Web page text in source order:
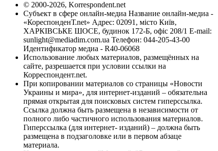
© 2000-2026, Korrespondent.net
Субъект в сфере онлайн-медиа Название онлайн-медиа -
«КореспонденТ.net» Адрес: 02091, місто Київ,
ХАРКІВСЬКЕ ШОСЕ, будинок 172-Б, офіс 208/1 E-mail:
sunlight@mediadim.com.ua Телефон: 044-205-43-00
Идентификатор медиа - R40-06068
Использование любых материалов, размещённых на
сайте, разрешается при условии ссылки на
Корреспондент.net.
При копировании материалов со страницы «Новости
Украины и мира», для интернет-изданий – обязательна
прямая открытая для поисковых систем гиперссылка.
Ссылка должна быть размещена в независимости от
полного либо частичного использования материалов.
Гиперссылка (для интернет- изданий) – должна быть
размещена в подзаголовке или в первом абзаце
материала.